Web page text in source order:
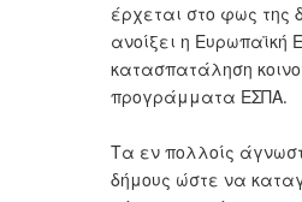
έρχεται στο φως της
ανοίξει η
κατασπατάληση
προγράμματα ΕΣΠΑ.
Τα εν πολλοίς
δήμους ώστε να